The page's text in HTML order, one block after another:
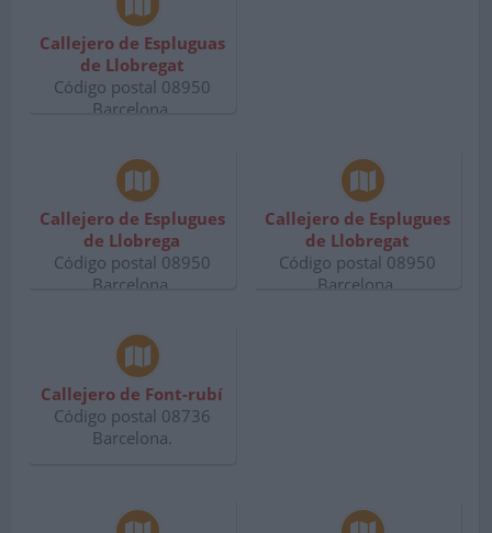
Callejero de Espluguas
de Llobregat
Código postal 08950
Barcelona.
Callejero de Esplugues
de Llobrega
Código postal 08950
Barcelona.
Callejero de Esplugues
de Llobregat
Código postal 08950
Barcelona.
Callejero de Font-rubí
Código postal 08736
Barcelona.